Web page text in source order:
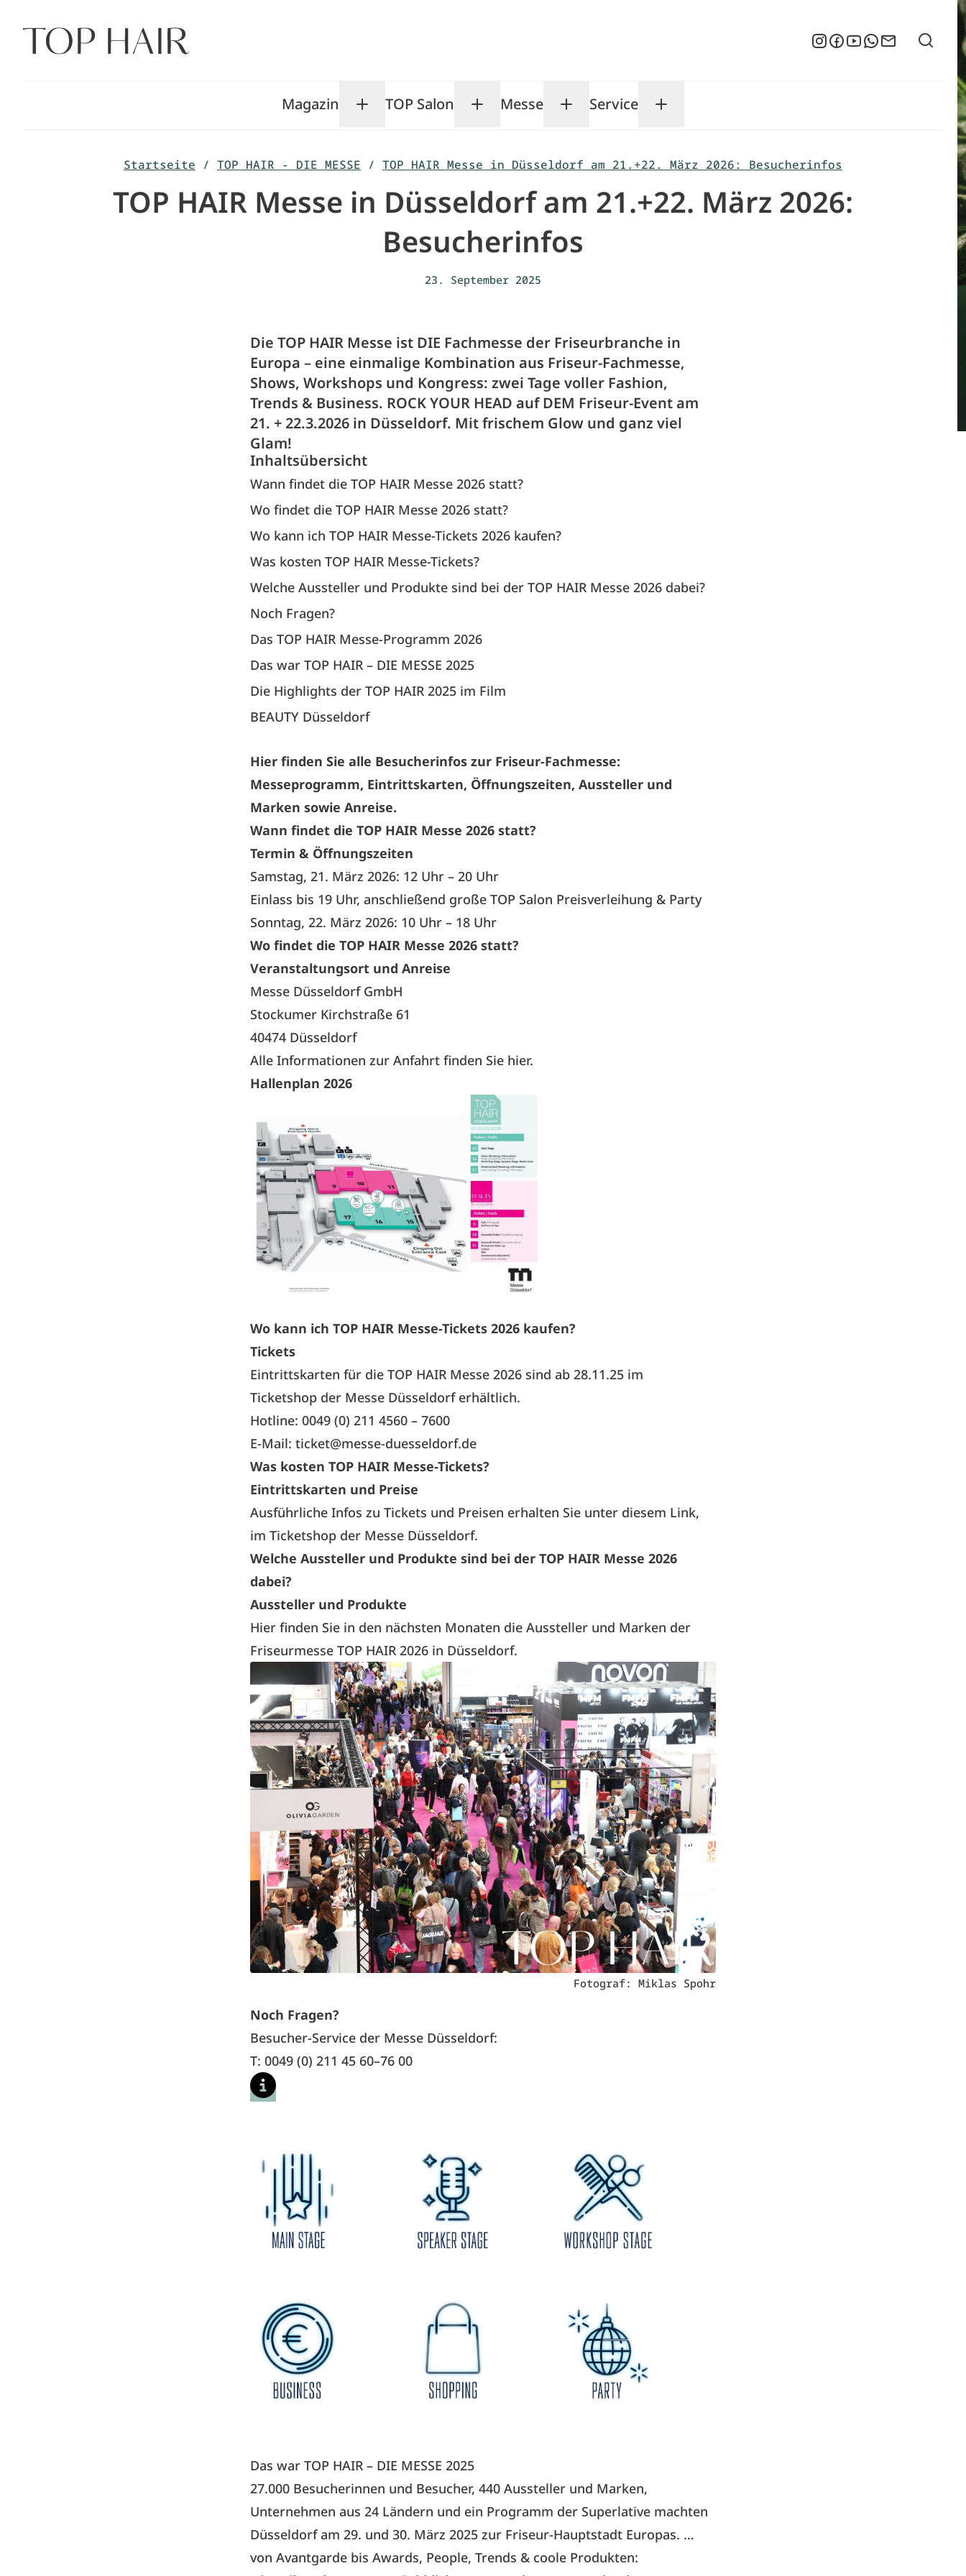
Inhalt
springen
Suche
Magazin Toggle Magazin submenu
TOP Salon Toggle TOP Salon submenu
Messe Toggle Messe submenu
Service Toggle Service submenu
Instagram
Facebook
YouTubeWhatsApp
Newsletter
Startseite / TOP HAIR - DIE MESSE / TOP HAIR Messe in Düsseldorf am 21.+22. März 2026: Besucherinfos
TOP HAIR Messe in Düsseldorf am 21.+22. März 2026:
Besucherinfos
23. September 2025
Die TOP HAIR Messe ist DIE Fachmesse der Friseurbranche in
Europa – eine einmalige Kombination aus Friseur-Fachmesse,
Shows, Workshops und Kongress: zwei Tage voller Fashion,
Trends & Business. ROCK YOUR HEAD auf DEM Friseur-Event am
21. + 22.3.2026 in Düsseldorf. Mit frischem Glow und ganz viel
Glam!
Inhaltsübersicht
Wann findet die TOP HAIR Messe 2026 statt?
Wo findet die TOP HAIR Messe 2026 statt?
Wo kann ich TOP HAIR Messe-Tickets 2026 kaufen?
Was kosten TOP HAIR Messe-Tickets?
Welche Aussteller und Produkte sind bei der TOP HAIR Messe 2026 dabei?
Noch Fragen?
Das TOP HAIR Messe-Programm 2026
Das war TOP HAIR – DIE MESSE 2025
Die Highlights der TOP HAIR 2025 im Film
BEAUTY Düsseldorf
Hier finden Sie alle Besucherinfos zur Friseur-Fachmesse:
Messeprogramm, Eintrittskarten, Öffnungszeiten, Aussteller und
Marken sowie Anreise.
Wann findet die TOP HAIR Messe 2026 statt?
Termin & Öffnungszeiten
Samstag, 21. März 2026: 12 Uhr – 20 Uhr
Einlass bis 19 Uhr, anschließend große TOP Salon Preisverleihung & Party
Sonntag, 22. März 2026: 10 Uhr – 18 Uhr
Wo findet die TOP HAIR Messe 2026 statt?
Veranstaltungsort und Anreise
Messe Düsseldorf GmbH
Stockumer Kirchstraße 61
40474 Düsseldorf
Alle Informationen zur Anfahrt finden Sie hier.
Hallenplan 2026
Wo kann ich TOP HAIR Messe-Tickets 2026 kaufen?
Tickets
Eintrittskarten für die TOP HAIR Messe 2026 sind ab 28.11.25 im
Ticketshop der Messe Düsseldorf erhältlich.
Hotline: 0049 (0) 211 4560 – 7600
E-Mail: ticket@messe-duesseldorf.de
Was kosten TOP HAIR Messe-Tickets?
Eintrittskarten und Preise
Ausführliche Infos zu Tickets und Preisen erhalten Sie unter diesem Link,
im Ticketshop der Messe Düsseldorf.
Welche Aussteller und Produkte sind bei der TOP HAIR Messe 2026
dabei?
Aussteller und Produkte
Hier finden Sie in den nächsten Monaten die Aussteller und Marken der
Friseurmesse TOP HAIR 2026 in Düsseldorf.
Fotograf: Miklas Spohr
Noch Fragen?
Besucher-Service der Messe Düsseldorf:
T: 0049 (0) 211 45 60–76 00
Das war TOP HAIR – DIE MESSE 2025
27.000 Besucherinnen und Besucher, 440 Aussteller und Marken,
Unternehmen aus 24 Ländern und ein Programm der Superlative machten
Düsseldorf am 29. und 30. März 2025 zur Friseur-Hauptstadt Europas. …
von Avantgarde bis Awards, People, Trends & coole Produkten: